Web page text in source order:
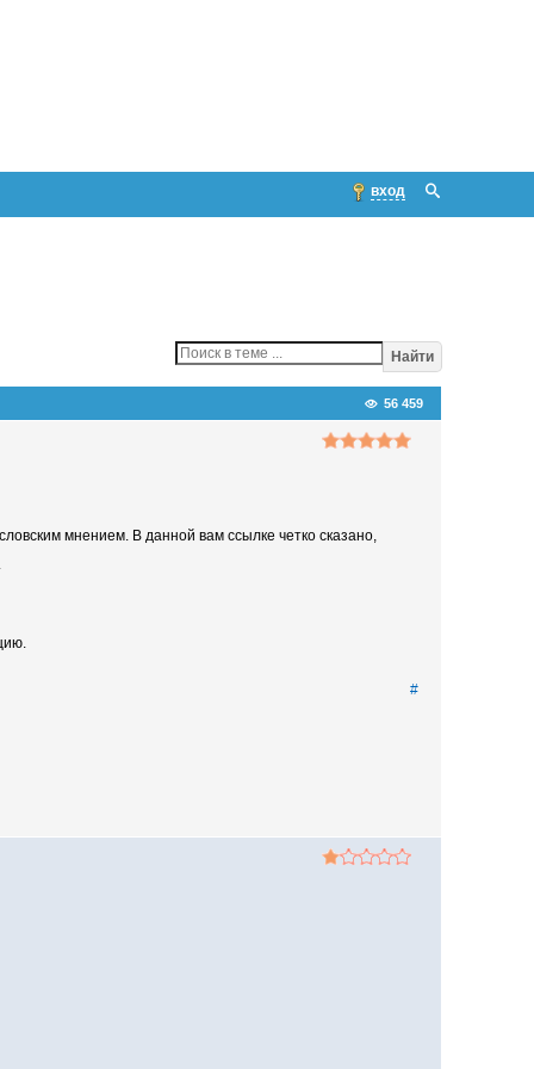
вход
Найти
56 459
мнением. В данной вам ссылке четко сказано,
#